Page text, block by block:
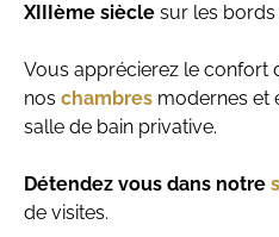
XIIIème siècle sur les bords
Vous apprécierez le confort
nos chambres modernes et
salle de bain privative.
Détendez vous dans notre
de visites.